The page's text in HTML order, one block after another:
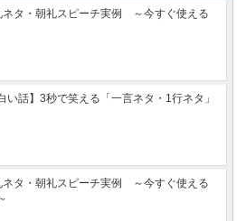
ネタ・朝礼スピーチ実例 ～今すぐ使える
い話】3秒で笑える「一言ネタ・1行ネタ」
ネタ・朝礼スピーチ実例 ～今すぐ使える